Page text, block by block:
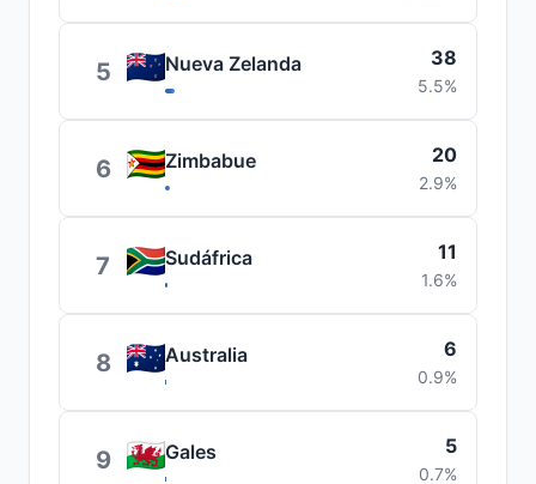
5 Nueva Zelanda 38
5.5%
6 Zimbabue 20
2.9%
7 Sudáfrica 11
1.6%
8 Australia 6
0.9%
9 Gales 5
0.7%